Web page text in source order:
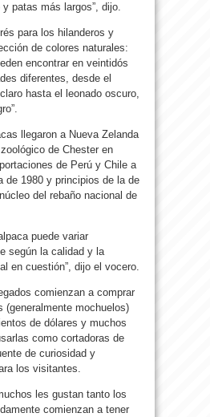
patas más largos”, dijo.
para los hilanderos y
de colores naturales:
encontrar en veintidós
diferentes, desde el
hasta el leonado oscuro,
llegaron a Nueva Zelanda
de Chester en
de Perú y Chile a
de 1980 y principios de la de
del rebaño nacional de
puede variar
según la calidad y la
en cuestión”, dijo el vocero.
comienzan a comprar
(generalmente mochuelos)
de dólares y muchos
como cortadoras de
de curiosidad y
los visitantes.
les gustan tanto los
comienzan a tener